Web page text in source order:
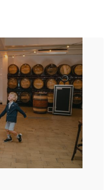
Feestzalen
Vergaderzalen
Seminarieruimte
Eventplanners
Weddingplanners
Ceremoniemeesters